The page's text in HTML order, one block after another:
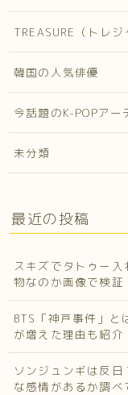
TREASURE（トレジ
韓国の人気俳優
今話題のK-POPアー
未分類
最近の投稿
スキズでタトゥー
物なのか画像で検証
BTS「神戸事件」と
が増えた理由も紹介
ソンジュンギは反
な感情があるか調べ